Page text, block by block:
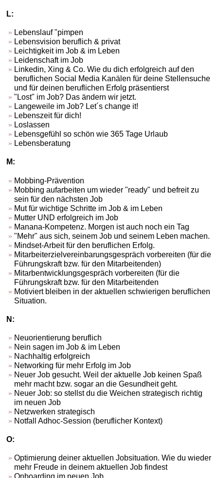
L:
Lebenslauf "pimpen
Lebensvision beruflich & privat
Leichtigkeit im Job & im Leben
Leidenschaft im Job
Linkedin, Xing & Co. Wie du dich erfolgreich auf den
beruflichen Social Media Kanälen für deine Stellensuche
und für deinen beruflichen Erfolg präsentierst
"Lost" im Job? Das ändern wir jetzt.
Langeweile im Job? Let´s change it!
Lebenszeit für dich!
Loslassen
Lebensgefühl so schön wie 365 Tage Urlaub
Lebensberatung
M:
Mobbing-Prävention
Mobbing aufarbeiten um wieder "ready" und befreit zu
sein für den nächsten Job
Mut für wichtige Schritte im Job & im Leben
Mutter UND erfolgreich im Job
Manana-Kompetenz. Morgen ist auch noch ein Tag
"Mehr" aus sich, seinem Job und seinem Leben machen.
Mindset-Arbeit für den beruflichen Erfolg.
Mitarbeiterzielvereinbarungsgespräch vorbereiten (für die
Führungskraft bzw. für den Mitarbeitenden)
Mitarbentwicklungsgespräch vorbereiten (für die
Führungskraft bzw. für den Mitarbeitenden
Motiviert bleiben in der aktuellen schwierigen beruflichen
Situation.
N:
Neuorientierung beruflich
Nein sagen im Job & im Leben
Nachhaltig erfolgreich
Networking für mehr Erfolg im Job
Neuer Job gesucht. Weil der aktuelle Job keinen Spaß
mehr macht bzw. sogar an die Gesundheit geht.
Neuer Job: so stellst du die Weichen strategisch richtig
im neuen Job
Netzwerken strategisch
Notfall Adhoc-Session (beruflicher Kontext)
O:
Optimierung deiner aktuellen Jobsituation. Wie du wieder
mehr Freude in deinem aktuellen Job findest